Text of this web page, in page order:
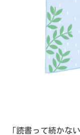
「読書って続か